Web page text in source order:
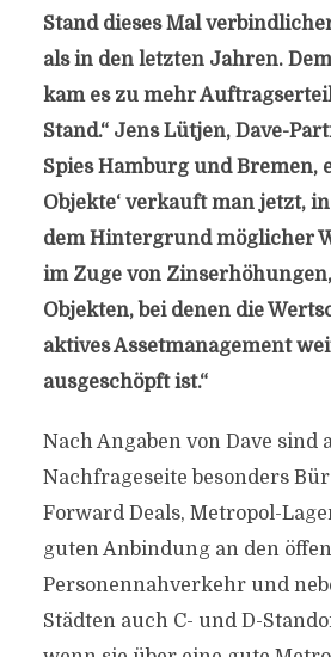
Stand dieses Mal
als in den letzten Jahren.
kam es zu mehr
Stand.“ Jens Lütjen, Dave-
Spies Hamburg und Bremen,
Objekte‘ verkauft man jetzt,
dem Hintergrund möglicher
im Zuge von
Objekten, bei denen die
aktives Assetmanagement
ausgeschöpft ist.“
Nach Angaben von Dave sind
Nachfrageseite besonders
Forward Deals, Metropol-
guten Anbindung an den
Personennahverkehr und
Städten auch C- und D-